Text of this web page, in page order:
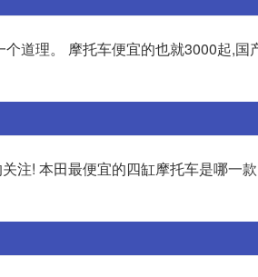
道理。 摩托车便宜的也就3000起,国
注! 本田最便宜的四缸摩托车是哪一